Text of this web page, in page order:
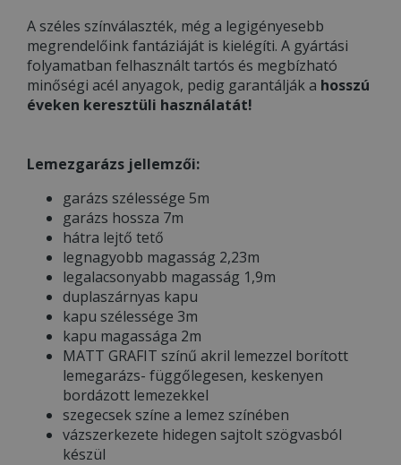
A széles színválaszték, még a legigényesebb
megrendelőink fantáziáját is kielégíti. A gyártási
folyamatban felhasznált tartós és megbízható
minőségi acél anyagok, pedig garantálják a hosszú
éveken keresztüli használatát!
Lemezgarázs jellemzői:
garázs szélessége 5m
garázs hossza 7m
hátra lejtő tető
legnagyobb magasság 2,23m
legalacsonyabb magasság 1,9m
duplaszárnyas kapu
kapu szélessége 3m
kapu magassága 2m
MATT GRAFIT színű akril lemezzel borított
lemegarázs- függőlegesen, keskenyen
bordázott lemezekkel
szegecsek színe a lemez színében
vázszerkezete hidegen sajtolt szögvasból
készül